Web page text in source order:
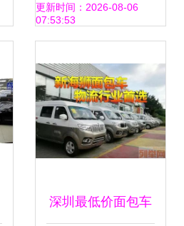
能买？
更新时间：2026-08-06
07:53:53
深圳最低价面包车